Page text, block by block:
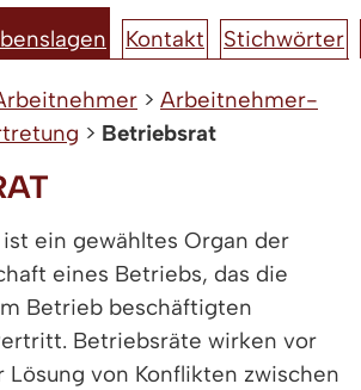
Kontakt Stichwörter
> Arbeitnehmer-
> Betriebsrat
ein gewähltes Organ der
eines Betriebs, das die
Betrieb beschäftigten
Betriebsräte wirken vor
Lösung von Konflikten zwischen